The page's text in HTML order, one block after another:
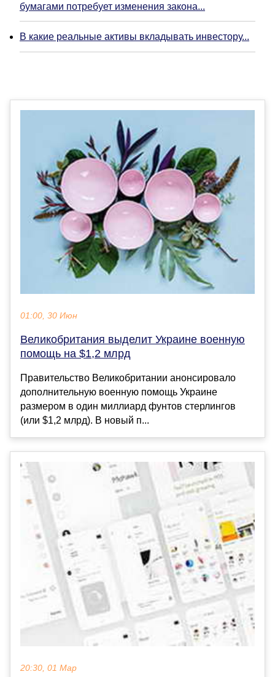
бумагами потребует изменения закона...
В какие реальные активы вкладывать инвестору...
01:00, 30 Июн
Великобритания выделит Украине военную
помощь на $1,2 млрд
Правительство Великобритании анонсировало
дополнительную военную помощь Украине
размером в один миллиард фунтов стерлингов
(или $1,2 млрд). В новый п...
20:30, 01 Мар